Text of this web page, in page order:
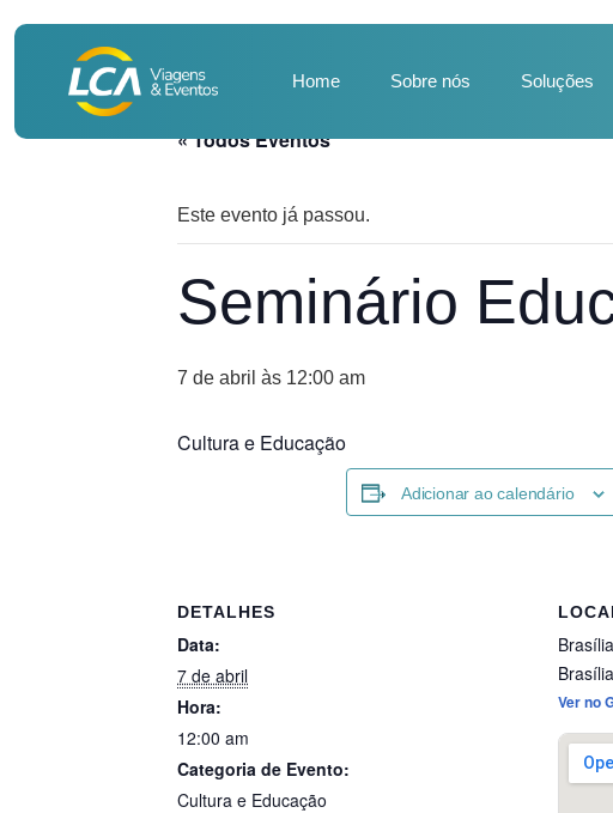
Home Sobre nós Soluções
« Todos Eventos
Este evento já passou.
Seminário
7 de abril às 12:00 am
Cultura e Educação
Adicionar ao calendário
DETALHES
Data:
7 de abril
Hora:
12:00 am
Categoria de Evento:
Cultura e Educação
Brasília
Ver no